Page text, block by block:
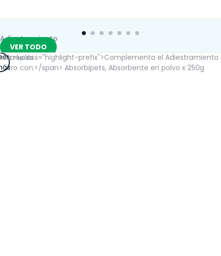
Adiestramiento
VER TODO
rápida